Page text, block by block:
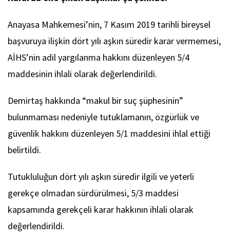
Anayasa Mahkemesi’nin, 7 Kasım 2019 tarihli bireysel
başvuruya ilişkin dört yılı aşkın süredir karar vermemesi,
AİHS’nin adil yargılanma hakkını düzenleyen 5/4
maddesinin ihlali olarak değerlendirildi.
Demirtaş hakkında “makul bir suç şüphesinin”
bulunmaması nedeniyle tutuklamanın, özgürlük ve
güvenlik hakkını düzenleyen 5/1 maddesini ihlal ettiği
belirtildi.
Tutukluluğun dört yılı aşkın süredir ilgili ve yeterli
gerekçe olmadan sürdürülmesi, 5/3 maddesi
kapsamında gerekçeli karar hakkının ihlali olarak
değerlendirildi.